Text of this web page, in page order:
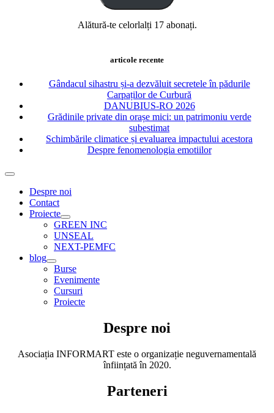
Alătură-te celorlalți 17 abonați.
articole recente
Gândacul sihastru și-a dezvăluit secretele în pădurile
Carpaților de Curbură
DANUBIUS-RO 2026
Grădinile private din orașe mici: un patrimoniu verde
subestimat
Schimbările climatice și evaluarea impactului acestora
Despre fenomenologia emotiilor
Despre noi
Contact
Proiecte
Show
sub
menu
GREEN INC
UNSEAL
NEXT-PEMFC
blog
Show
sub
menu
Burse
Evenimente
Cursuri
Proiecte
Despre noi
Asociația INFORMART este o organizație neguvernamentală
înființată în 2020.
Parteneri